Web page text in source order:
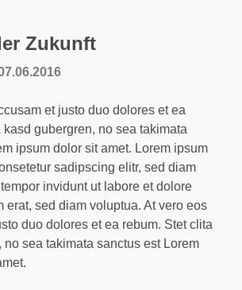
Zukunft
et justo duo dolores et ea
kasd gubergren, no sea takimata
ipsum dolor sit amet. Lorem ipsum
sadipscing elitr, sed diam
invidunt ut labore et dolore
erat, sed diam voluptua. At vero eos
duo dolores et ea rebum. Stet clita
no sea takimata sanctus est Lorem